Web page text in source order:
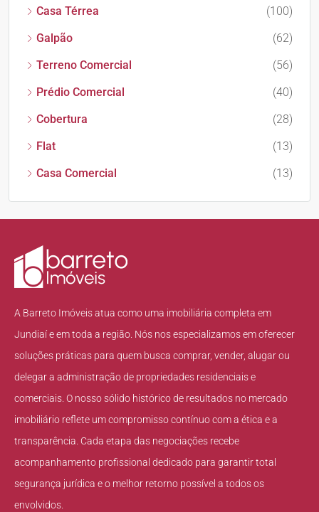
Casa Térrea
(100)
Galpão
(62)
Terreno Comercial
(56)
Prédio Comercial
(40)
Cobertura
(28)
Flat
(13)
Casa Comercial
(13)
A Barreto Imóveis atua como uma imobiliária completa em
Jundiaí e em toda a região. Nós nos especializamos em oferecer
soluções práticas para quem busca comprar, vender, alugar ou
delegar a administração de propriedades residenciais e
comerciais. O nosso sólido histórico de resultados no mercado
imobiliário reflete um compromisso contínuo com a ética e a
transparência. Cada etapa das negociações recebe
acompanhamento profissional dedicado para garantir total
segurança jurídica e o melhor retorno possível a todos os
envolvidos.